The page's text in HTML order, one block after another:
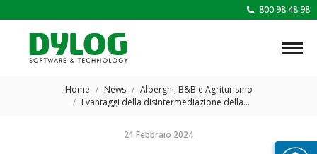
800 98 48 98
Tu sei qui:Home News
Alberghi, B&B e Agriturismo
I vantaggi della disintermediazione della…
21 Febbraio 2024